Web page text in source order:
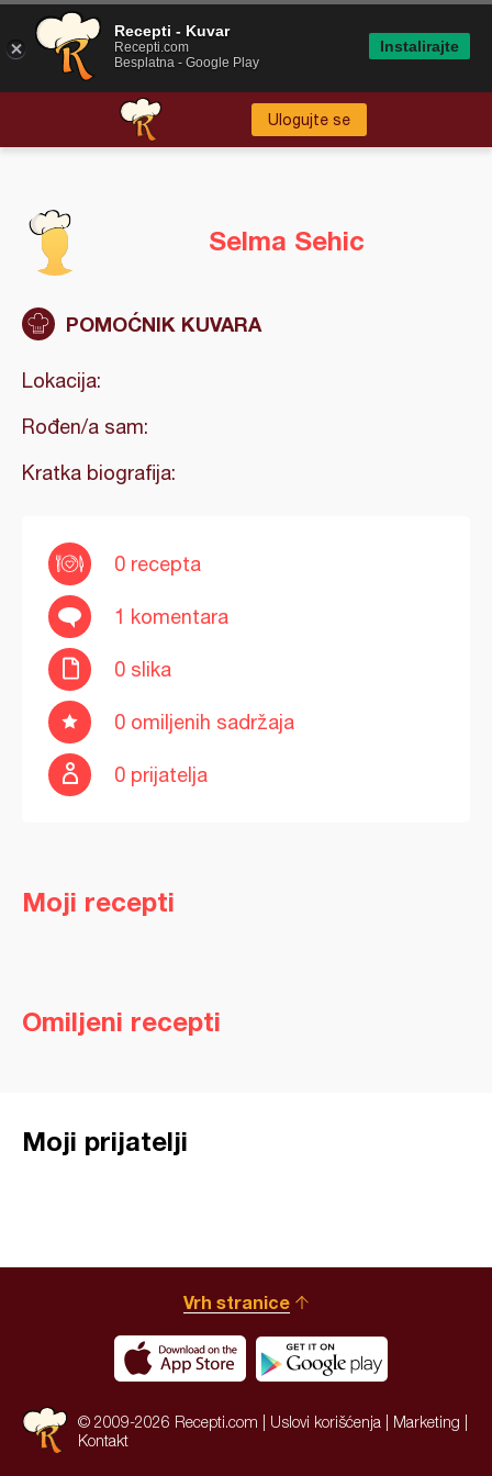
Ulogujte se
Selma Sehic
POMOĆNIK KUVARA
Lokacija:
Rođen/a sam:
Kratka biografija:
0 recepta
1 komentara
0 slika
0 omiljenih sadržaja
0 prijatelja
Moji recepti
Omiljeni recepti
Moji prijatelji
Vrh stranice
© 2009-2026 Recepti.com | Uslovi korišćenja Marketing
Kontakt
Recepti - Kuvar
Recepti.com
Besplatna - Google Play
Instalirajte